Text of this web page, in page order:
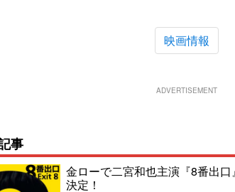
映画情報
ADVERTISEMENT
事
金ローで二宮和也主演『8番出
決定！